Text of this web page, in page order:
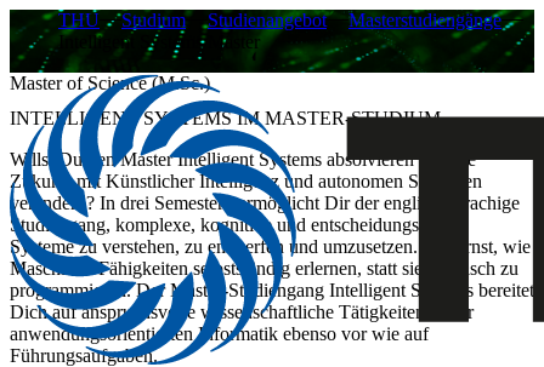
THU Studium Studienangebot
Masterstudiengänge
Intelligent Systems Master
Master of Science (M.Sc.)
INTELLIGENT SYSTEMS IM MASTER-STUDIUM
Willst Du den Master Intelligent Systems absolvieren und die
Zukunft mit Künstlicher Intelligenz und autonomen Systemen
verändern? In drei Semestern ermöglicht Dir der englischsprachige
Studiengang, komplexe, kognitive und entscheidungsfähige
Systeme zu verstehen, zu entwerfen und umzusetzen. Du lernst, wie
Maschinen Fähigkeiten selbstständig erlernen, statt sie klassisch zu
programmieren. Der Master-Studiengang Intelligent Systems bereitet
Dich auf anspruchsvolle wissenschaftliche Tätigkeiten in der
anwendungsorientierten Informatik ebenso vor wie auf
Führungsaufgaben.